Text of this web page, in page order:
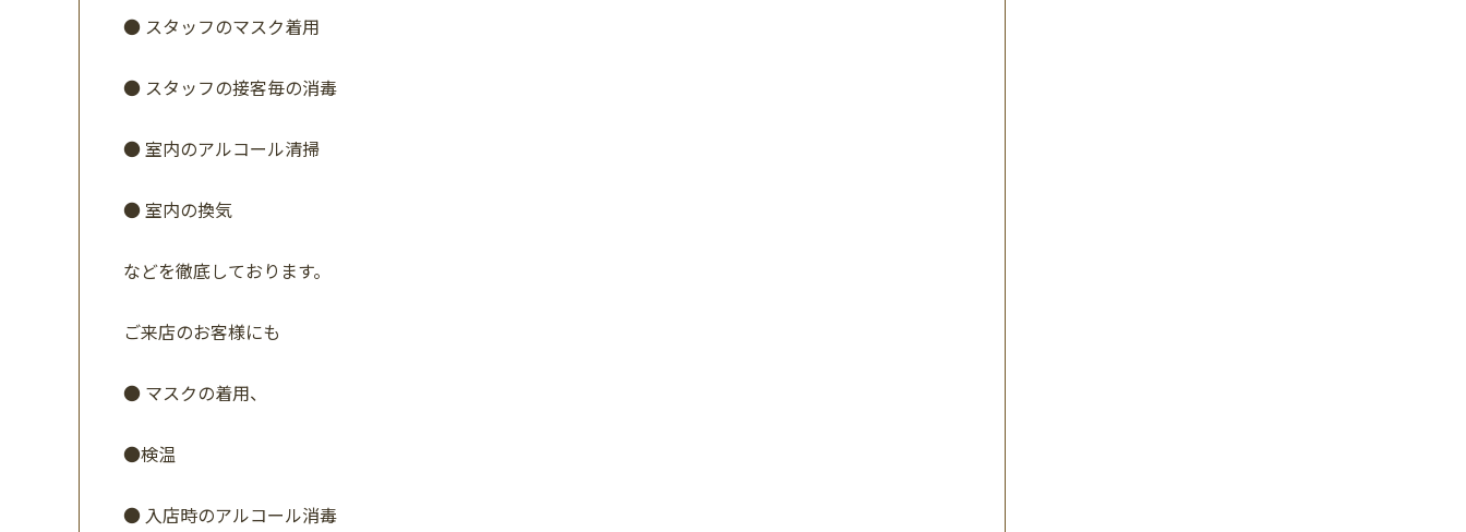
● スタッフのマスク着用
● スタッフの接客毎の消毒
●室内のアルコール清掃
●室内の換気
などを徹底しております。
ご来店のお客様にも
● マスクの着用、
●検温
● 入店時のアルコール消毒